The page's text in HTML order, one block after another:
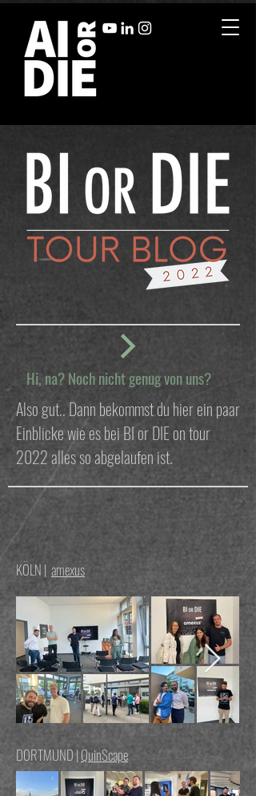
Hi, na? Noch nicht genug von uns?
Also gut.. Dann bekommst du hier ein paar
Einblicke wie es bei BI or DIE on tour
2022 alles so abgelaufen ist.
KÖLN | amexus
DORTMUND |QuinScape